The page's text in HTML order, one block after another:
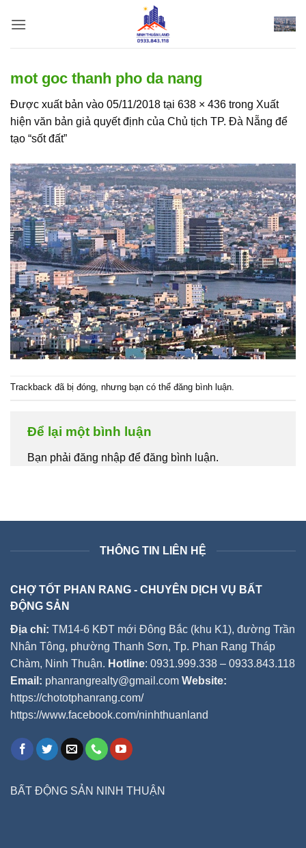
qua
mot goc thanh pho da nang
Được xuất bản vào 05/11/2018 tại 638 × 436 trong Xuất
hiện văn bản giả quyết định của Chủ tịch TP. Đà Nẵng để
tạo “sốt đất”
Trackback đã bị đóng, nhưng bạn có thể đăng bình luận.
Để lại một bình luận
Bạn phải đăng nhập để đăng bình luận.
THÔNG TIN LIÊN HỆ
CHỢ TỐT PHAN RANG - CHUYÊN DỊCH VỤ BẤT
ĐỘNG SẢN
Địa chỉ: TM14-6 KĐT mới Đông Bắc (khu K1), đường Trần
Nhân Tông, phường Thanh Sơn, Tp. Phan Rang Tháp
Chàm, Ninh Thuận. Hotline: 0931.999.338 – 0933.843.118
Email: phanrangrealty@gmail.com Website:
https://chototphanrang.com/
https://www.facebook.com/ninhthuanland
BẤT ĐỘNG SẢN NINH THUẬN